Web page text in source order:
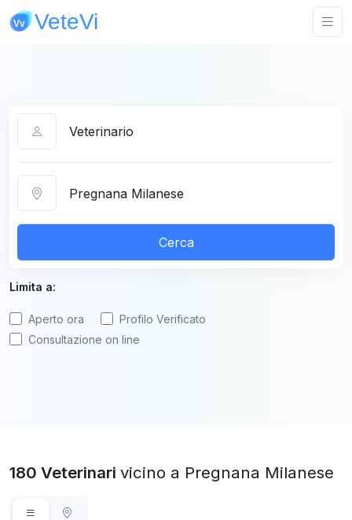
Cerca
Limita a:
Aperto ora
Profilo Verificato
Consultazione on line
180 Veterinari vicino a Pregnana Milanese